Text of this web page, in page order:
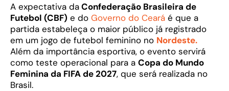
A expectativa daConfederação Brasileira de
Futebol (CBF) e do Governo do Ceará é que a
partida estabeleça o maior público já registrado
em um jogo de futebol feminino no Nordeste.
Além da importância esportiva, o evento servirá
como teste operacional para a Copa do Mundo
Feminina da FIFA de 2027, que será realizada no
Brasil.